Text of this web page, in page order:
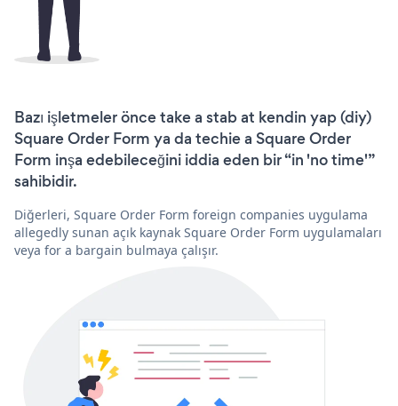
Bazı işletmeler önce take a stab at kendin yap (diy)
Square Order Form ya da techie a Square Order
Form inşa edebileceğini iddia eden bir “in 'no time'”
sahibidir.
Diğerleri, Square Order Form foreign companies uygulama
allegedly sunan açık kaynak Square Order Form uygulamaları
veya for a bargain bulmaya çalışır.